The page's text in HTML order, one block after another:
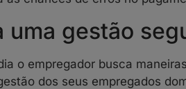
uma gestão
o empregador busca
dos seus empregados